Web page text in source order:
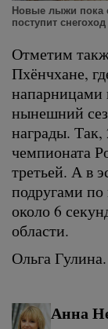
Новые лыжи пока
поступит снегоход
Отметим
Пхёнчхане,
напарницами
нынешний
награды. Так,
чемпионата
третьей. А в
подругами по
около 6
области.
Ольга Гулина.
Анна